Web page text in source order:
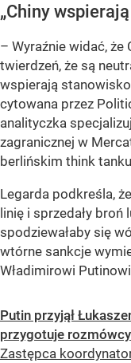
„Chiny
– Wyraźnie widać,
twierdzeń, że są
wspierają
cytowana przez
analityczka
zagranicznej w
berlińskim think
Legarda podkreśla,
linię i sprzedały
spodziewałaby się
wtórne sankcje
Władimirowi
Putin przyjął
przygotuje
Zastępca